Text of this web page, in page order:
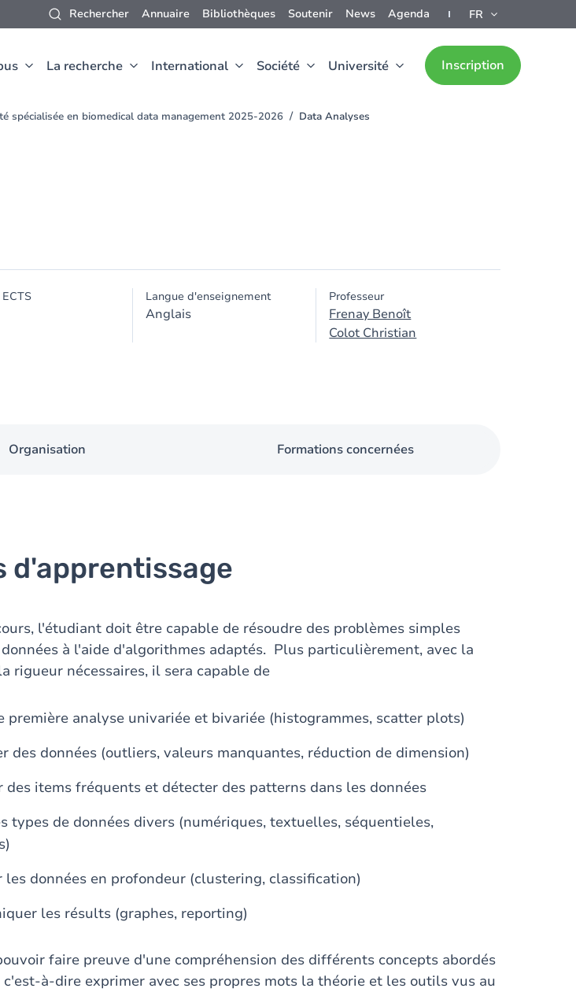
Rechercher Annuaire Bibliothèques Soutenir News Agenda FR
La recherche International Société Université Inscription
spécialisée en biomedical data management 2025-2026 Data Analyses
Langue d'enseignement
Anglais
Professeur
Frenay Benoît
Colot Christian
Organisation Formations concernées
d'apprentissage
l'étudiant doit être capable de résoudre des problèmes simples
à l'aide d'algorithmes adaptés. Plus particulièrement, avec la
rigueur nécessaires, il sera capable de
première analyse univariée et bivariée (histogrammes, scatter plots)
des données (outliers, valeurs manquantes, réduction de dimension)
des items fréquents et détecter des patterns dans les données
types de données divers (numériques, textuelles, séquentieles,
les données en profondeur (clustering, classification)
les résults (graphes, reporting)
faire preuve d'une compréhension des différents concepts abordés
c'est-à-dire exprimer avec ses propres mots la théorie et les outils vus au